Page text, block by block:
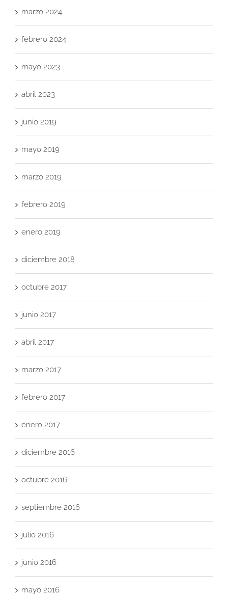
marzo 2024
febrero 2024
mayo 2023
abril 2023
junio 2019
mayo 2019
marzo 2019
febrero 2019
enero 2019
diciembre 2018
octubre 2017
junio 2017
abril 2017
marzo 2017
febrero 2017
enero 2017
diciembre 2016
octubre 2016
septiembre 2016
julio 2016
junio 2016
mayo 2016